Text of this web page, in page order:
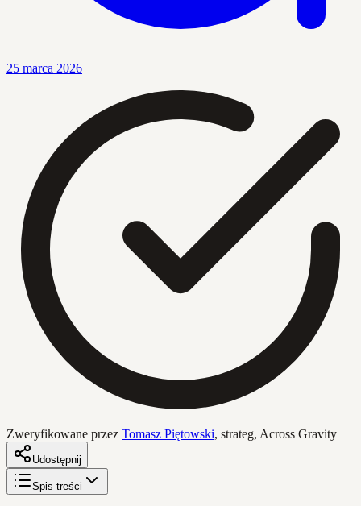
25 marca 2026
Zweryfikowane przez Tomasz Piętowski, strateg, Across Gravity
Udostępnij
Spis treści